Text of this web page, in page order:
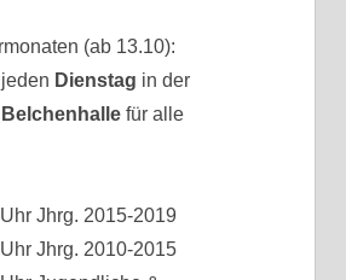
(ab 13.10):
Dienstag in der
Belchenhallefür alle
Jhrg. 2015-2019
Jhrg. 2010-2015